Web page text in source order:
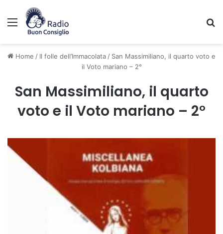
Menu
Home / Il folle dell’Immacolata / San Massimiliano, il quarto voto e
il Voto mariano – 2°
San Massimiliano, il quarto
voto e il Voto mariano – 2°